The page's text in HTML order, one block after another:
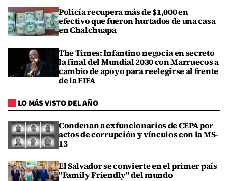
Policía recupera más de $1,000 en
efectivo que fueron hurtados de una casa
en Chalchuapa
The Times: Infantino negocia en secreto
la final del Mundial 2030 con Marruecos a
cambio de apoyo para reelegirse al frente
de la FIFA
LO MÁS VISTO DEL AÑO
Condenan a exfuncionarios de CEPA por
actos de corrupción y vínculos con la MS-
13
El Salvador se convierte en el primer país
"Family Friendly" del mundo